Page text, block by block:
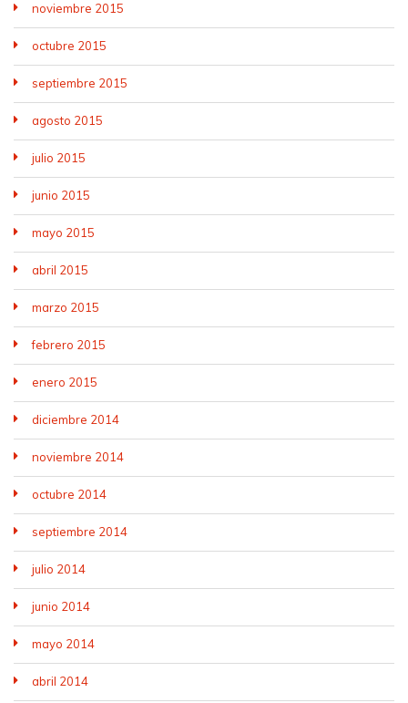
noviembre 2015
octubre 2015
septiembre 2015
agosto 2015
julio 2015
junio 2015
mayo 2015
abril 2015
marzo 2015
febrero 2015
enero 2015
diciembre 2014
noviembre 2014
octubre 2014
septiembre 2014
julio 2014
junio 2014
mayo 2014
abril 2014